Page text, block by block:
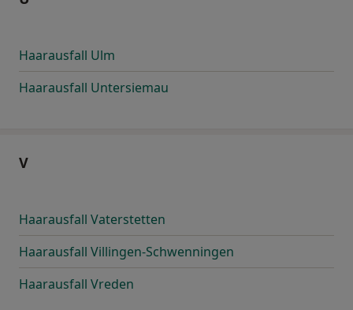
Haarausfall Ulm
Haarausfall Untersiemau
V
Haarausfall Vaterstetten
Haarausfall Villingen-Schwenningen
Haarausfall Vreden